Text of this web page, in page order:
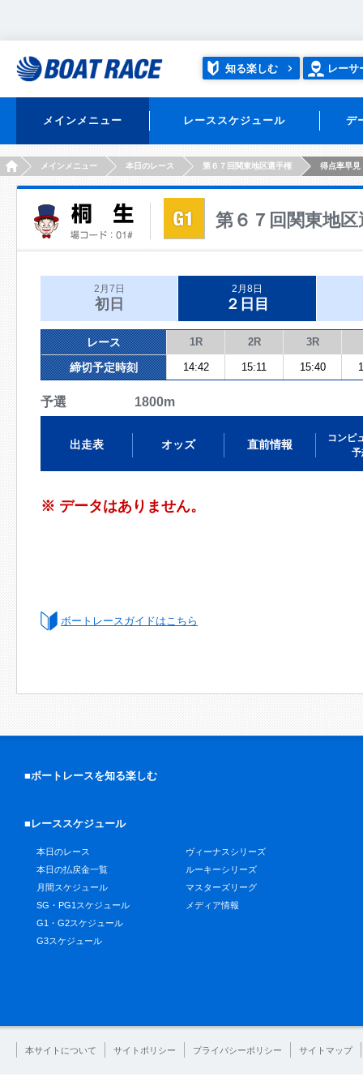
知る楽しむ レーサ
メインメニュー レーススケジュール デ
HOMEメインメニュー 本日のレース 第６７回関東地区選手権 得点率早見
第６７回関東地区
2月7日
初日
2月8日
２日目
レース 1R 2R 3R
締切予定時刻 14:42 15:11 15:40
予選 1800m
出走表 オッズ 直前情報
コンピ
予
※ データはありません。
ボートレースガイドはこちら
■ボートレースを知る楽しむ
■レーススケジュール
本日のレース
本日の払戻金一覧
月間スケジュール
SG・PG1スケジュール
G1・G2スケジュール
G3スケジュール
ヴィーナスシリーズ
ルーキーシリーズ
マスターズリーグ
メディア情報
本サイトについて サイトポリシー プライバシーポリシー サイトマップ